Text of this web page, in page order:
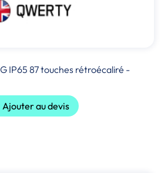
IP65 87 touches rétroécaliré -
Ajouter au devis